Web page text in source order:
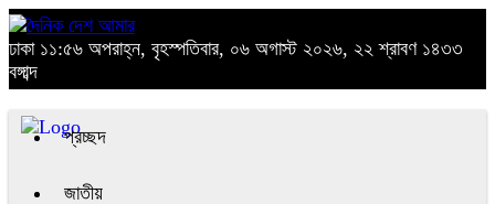
ঢাকা ১১:৫৬ অপরাহ্ন, বৃহস্পতিবার, ০৬ অগাস্ট ২০২৬, ২২ শ্রাবণ ১৪৩৩
বঙ্গাব্দ
প্রচ্ছদ
জাতীয়